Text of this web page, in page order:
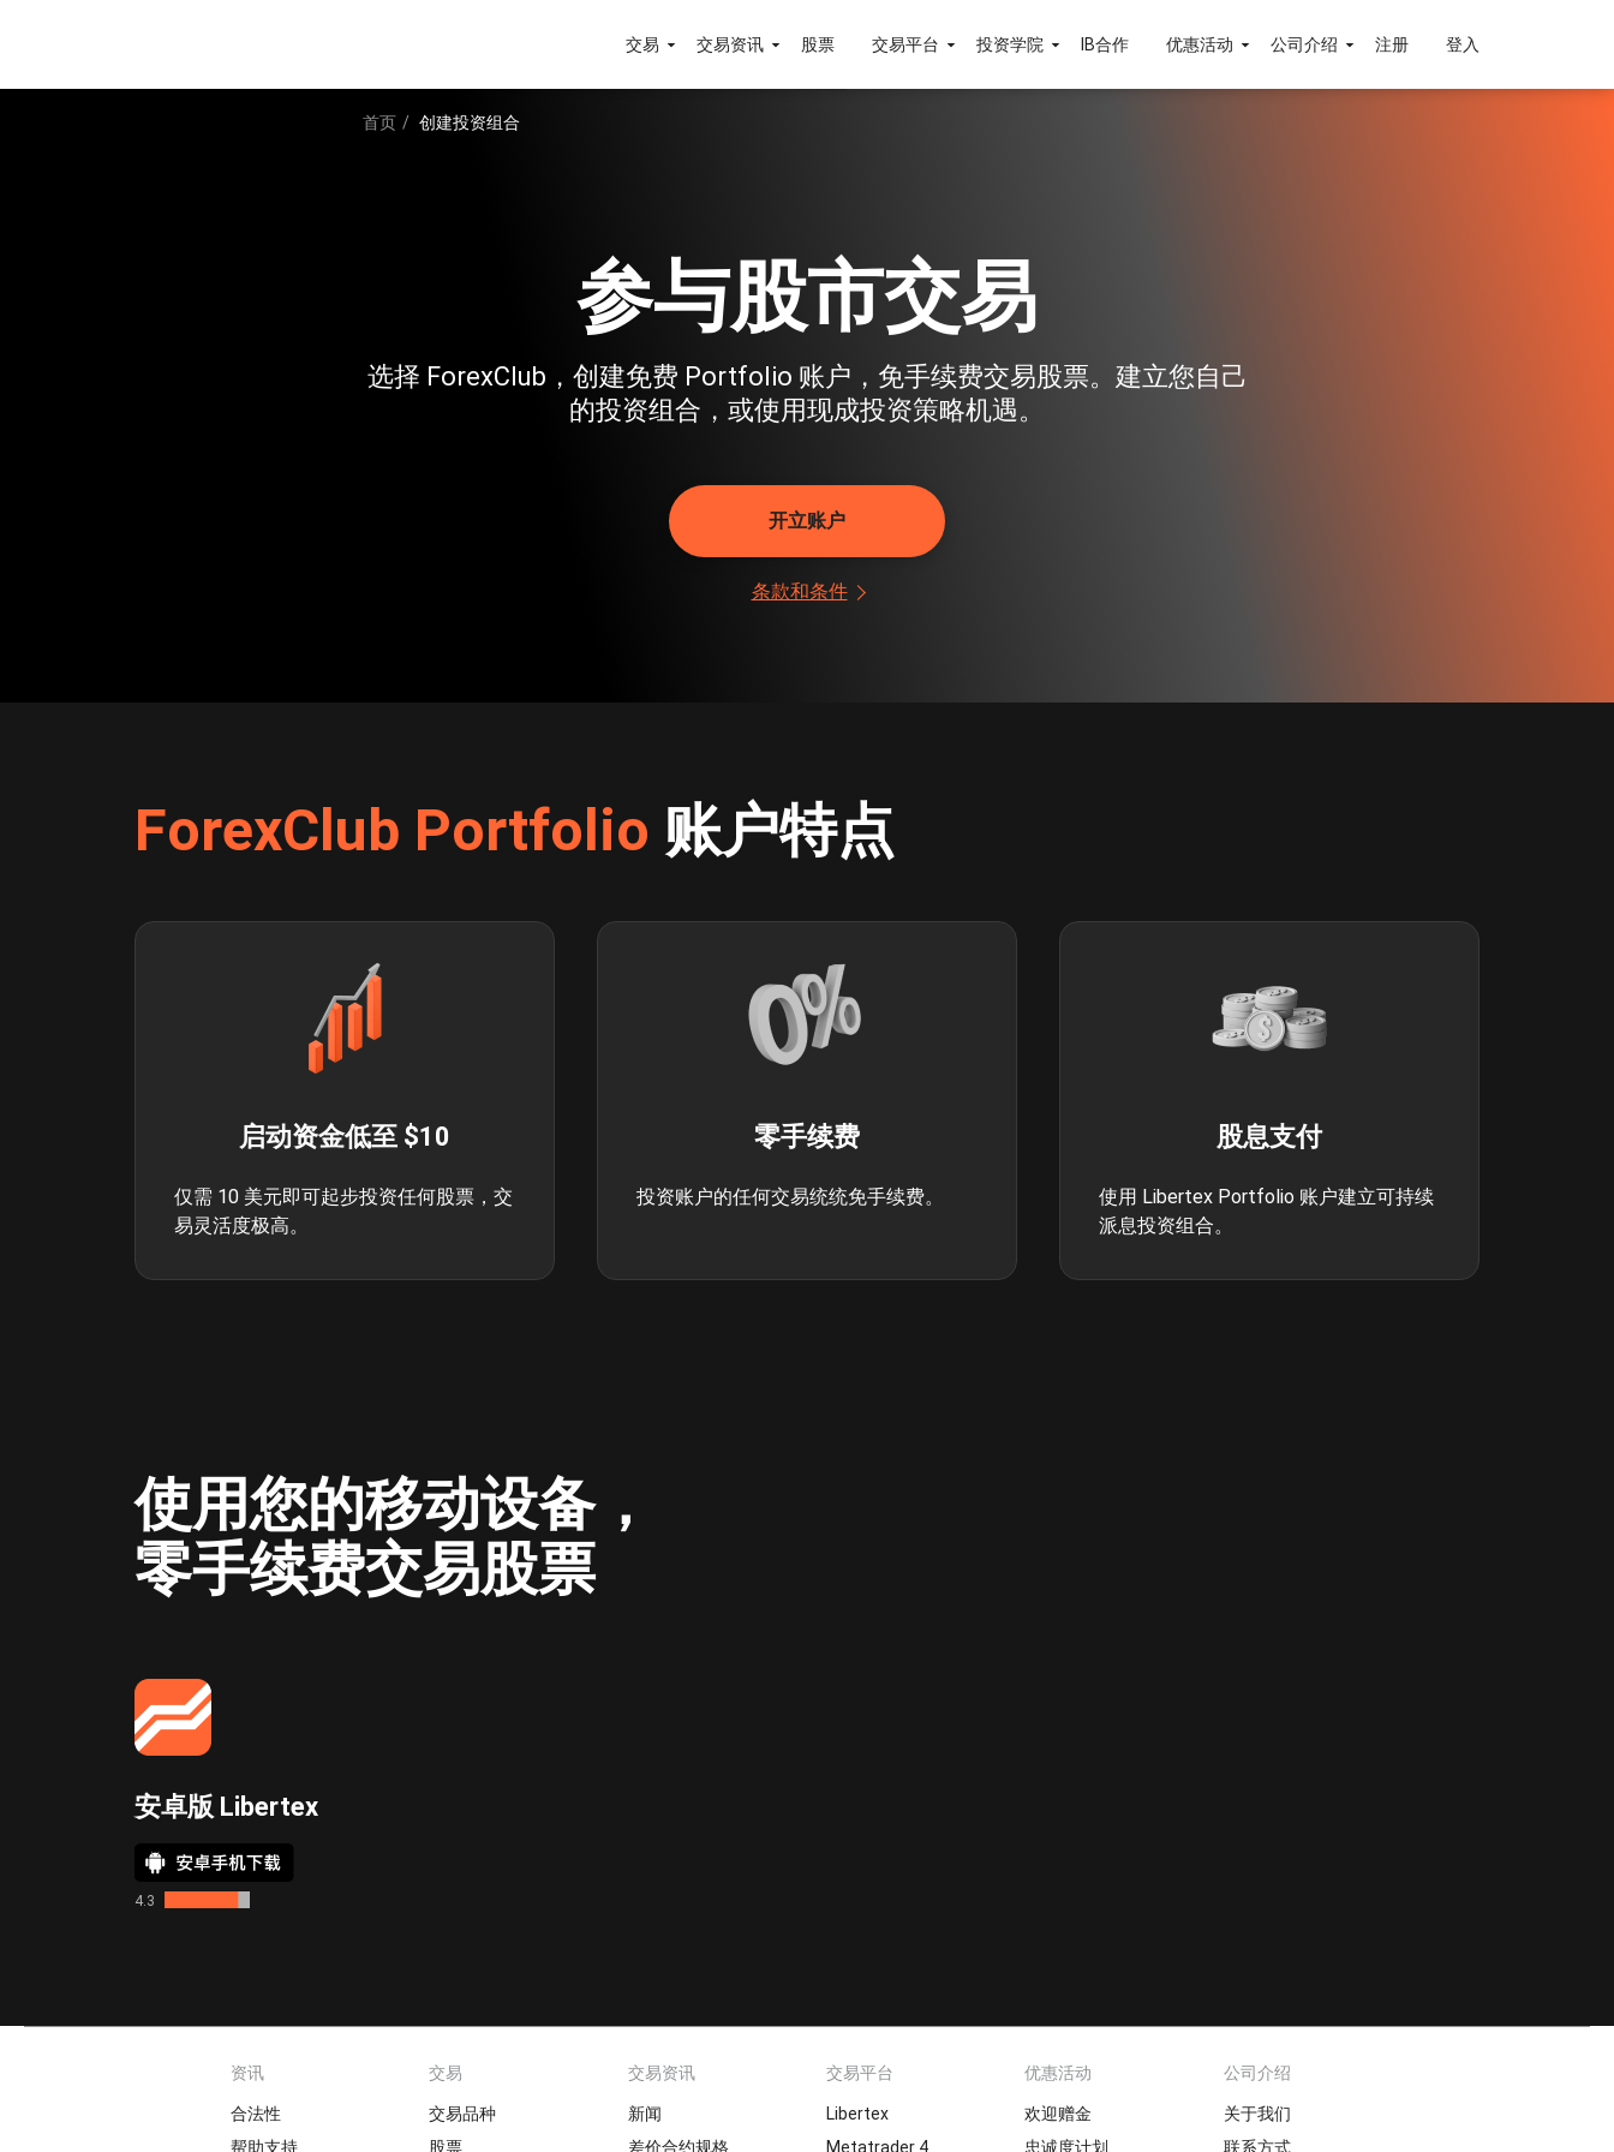
主
Main
navigation
交易 交易资讯 股票 交易平台 投资学院 IB合作 优惠活动 公司介绍 注册 登入
首页 创建投资组合
参与股市交易
选择 ForexClub，创建免费 Portfolio 账户，免手续费交易股票。建立您自己
的投资组合，或使用现成投资策略机遇。
开立账户
条款和条件
ForexClub Portfolio 账户特点
启动资金低至 $10
仅需 10 美元即可起步投资任何股票，交
易灵活度极高。
零手续费
投资账户的任何交易统统免手续费。
股息支付
使用 Libertex Portfolio 账户建立可持续
派息投资组合。
使用您的移动设备，
零手续费交易股票
安卓版 Libertex
4.3
Footer
资讯
合法性
帮助支持
交易
交易品种
股票
交易资讯
新闻
差价合约规格
交易平台
Libertex
Metatrader 4
优惠活动
欢迎赠金
忠诚度计划
公司介绍
关于我们
联系方式